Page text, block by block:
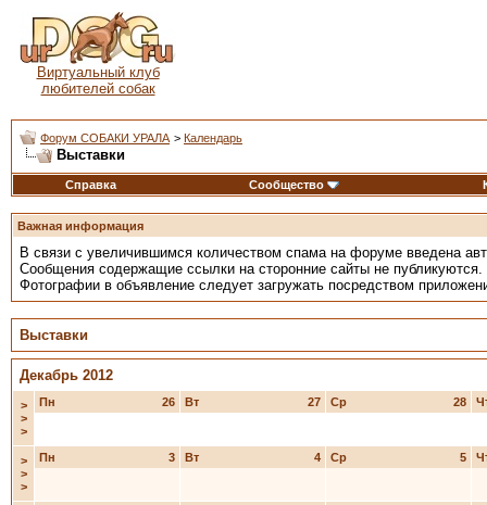
Виртуальный клуб
любителей собак
Форум СОБАКИ УРАЛА > Календарь
Выставки
Справка Сообщество
Важная информация
В связи с увеличившимся количеством спама на форуме введена
Сообщения содержащие ссылки на сторонние сайты не публикуются.
Фотографии в объявление следует загружать посредством
Выставки
Декабрь 2012
>
>
>
26
Пн 27
Вт 28
Ср
>
>
>
3
Пн 4
Вт 5
Ср